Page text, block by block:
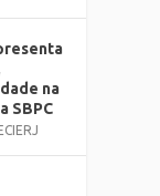
na
SBPC